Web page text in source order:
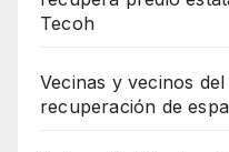
Tecoh
Vecinas y vecinos
recuperación de